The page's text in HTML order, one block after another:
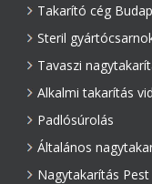
Takarító cég
Steril
Tavaszi
Alkalmi takarítás
Padlósúrolás
Általános
Nagytakarítás